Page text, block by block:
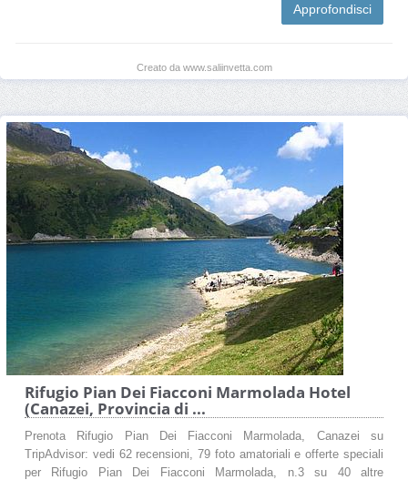
Approfondisci
Creato da www.saliinvetta.com
Rifugio Pian Dei Fiacconi Marmolada Hotel
(Canazei, Provincia di ...
Prenota Rifugio Pian Dei Fiacconi Marmolada, Canazei su
TripAdvisor: vedi 62 recensioni, 79 foto amatoriali e offerte speciali
per Rifugio Pian Dei Fiacconi Marmolada, n.3 su 40 altre